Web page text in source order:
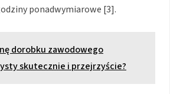
ponadwymiarowe [3].
dorobku zawodowego
skutecznie i przejrzyście?